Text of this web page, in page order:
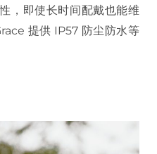
，即使长时间配戴也能维
提供 IP57 防尘防水等